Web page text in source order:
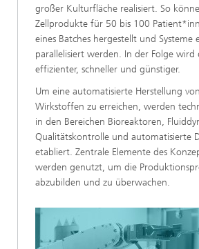
großer Kulturfläche realisiert. So
Zellprodukte für 50 bis 100
eines Batches hergestellt und Systeme
parallelisiert werden. In der Folge wird
effizienter, schneller und günstiger.
Um eine automatisierte Herstellung
Wirkstoffen zu erreichen, werden
in den Bereichen Bioreaktoren,
Qualitätskontrolle und automatisierte
etabliert. Zentrale Elemente des
werden genutzt, um die
abzubilden und zu überwachen.